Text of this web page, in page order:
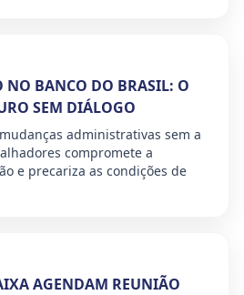
NO BANCO DO BRASIL: O
SEM DIÁLOGO
administrativas sem a
compromete a
e precariza as condições de
AGENDAM REUNIÃO